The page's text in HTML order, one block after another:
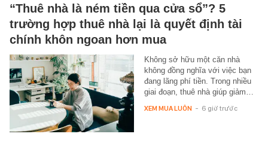
“Thuê nhà là ném tiền qua cửa sổ”? 5
trường hợp thuê nhà lại là quyết định tài
chính khôn ngoan hơn mua
Không sở hữu một căn nhà
không đồng nghĩa với việc bạn
đang lãng phí tiền. Trong nhiều
giai đoạn, thuê nhà giúp giảm…
XEM MUA LUÔN - 6 giờ trước